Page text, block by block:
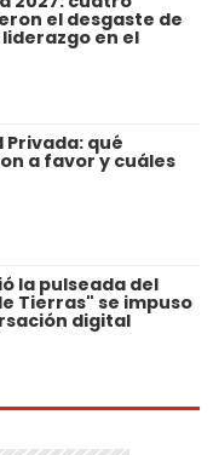
el desgaste de
liderazgo en el
Privada: qué
a favor y cuáles
la pulseada del
Tierras" se impuso
digital